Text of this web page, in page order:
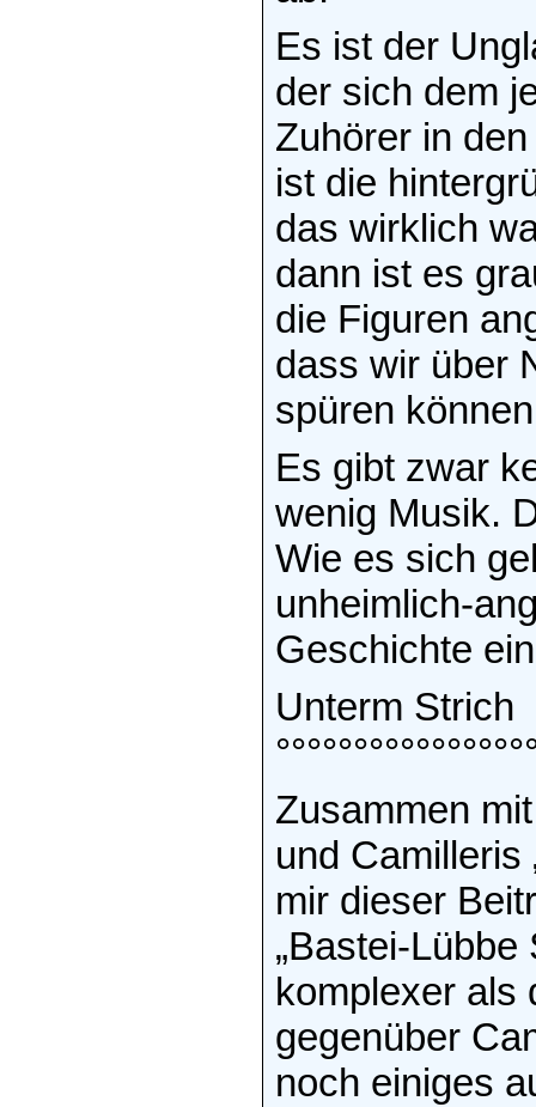
Es ist der
der sich dem
Zuhörer in
ist die
das wirklich
dann ist es
die Figuren
dass wir über
spüren
Es gibt zwar
wenig Musik.
Wie es sich
unheimlich-
Geschichte
Unterm Strich
Zusammen
und Camilleris
mir dieser
„Bastei-
komplexer als
gegenüber
noch einiges